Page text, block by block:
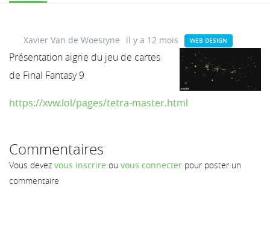
Xavier Van de Woestyne il y a 12 mois WEB DESIGN
Présentation aigrie du jeu de cartes
de Final Fantasy 9
https://xvw.lol/pages/tetra-master.html
Commentaires
Vous devez vous inscrire ou vous connecter pour poster un
commentaire